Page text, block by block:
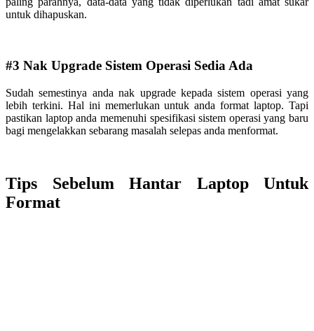
untuk dihapuskan.
#3 Nak Upgrade Sistem Operasi Sedia Ada
Sudah semestinya anda nak upgrade kepada sistem operasi yang
lebih terkini. Hal ini memerlukan untuk anda format laptop. Tapi
pastikan laptop anda memenuhi spesifikasi sistem operasi yang baru
bagi mengelakkan sebarang masalah selepas anda menformat.
Tips Sebelum Hantar Laptop Untuk
Format